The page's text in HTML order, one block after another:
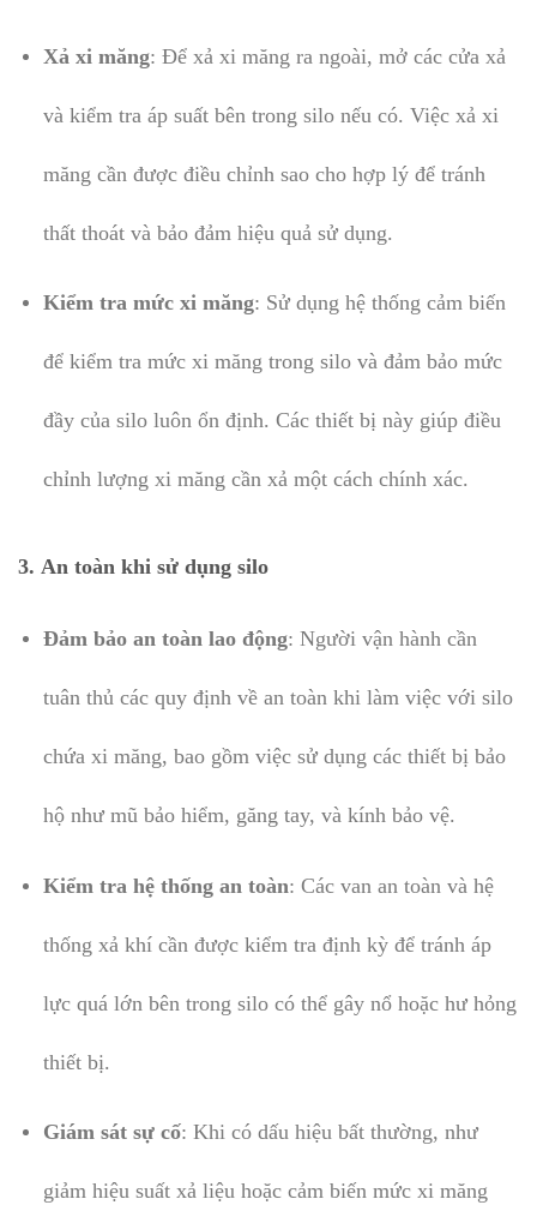
Xả xi măng: Để xả xi măng ra ngoài, mở các cửa xả
và kiểm tra áp suất bên trong silo nếu có. Việc xả xi
măng cần được điều chỉnh sao cho hợp lý để tránh
thất thoát và bảo đảm hiệu quả sử dụng.
Kiểm tra mức xi măng: Sử dụng hệ thống cảm biến
để kiểm tra mức xi măng trong silo và đảm bảo mức
đầy của silo luôn ổn định. Các thiết bị này giúp điều
chỉnh lượng xi măng cần xả một cách chính xác.
3. An toàn khi sử dụng silo
Đảm bảo an toàn lao động: Người vận hành cần
tuân thủ các quy định về an toàn khi làm việc với silo
chứa xi măng, bao gồm việc sử dụng các thiết bị bảo
hộ như mũ bảo hiểm, găng tay, và kính bảo vệ.
Kiểm tra hệ thống an toàn: Các van an toàn và hệ
thống xả khí cần được kiểm tra định kỳ để tránh áp
lực quá lớn bên trong silo có thể gây nổ hoặc hư hỏng
thiết bị.
Giám sát sự cố: Khi có dấu hiệu bất thường, như
giảm hiệu suất xả liệu hoặc cảm biến mức xi măng